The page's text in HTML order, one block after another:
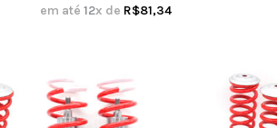
em até12x de R$81,34